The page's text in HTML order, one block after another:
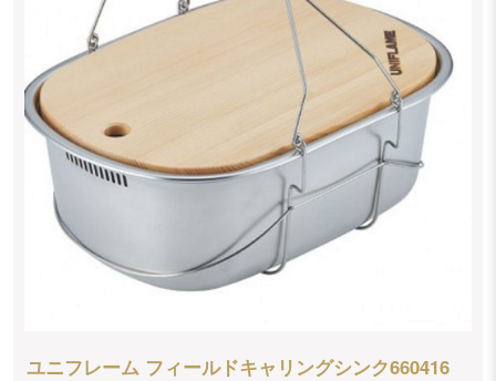
ユニフレーム フィールドキャリングシンク660416